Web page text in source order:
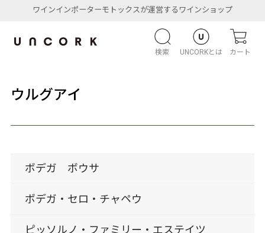
ワインインポーターモトックスが運営するワインショップ
検索 UNCORKとは カート
ウルグアイ
ボデガ ボウサ
ボデガ・セロ・チャペウ